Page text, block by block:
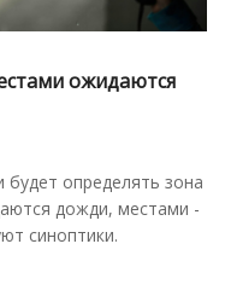
ожидаются
определять зона
дожди, местами -
синоптики.